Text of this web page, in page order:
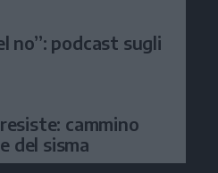
no”: podcast sugli
cammino
del sisma